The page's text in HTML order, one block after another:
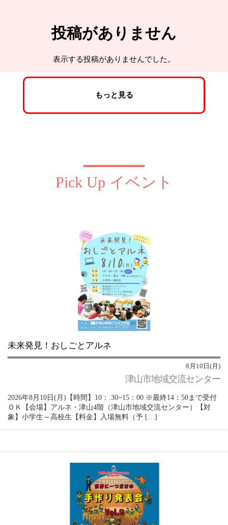
投稿がありません
表示する投稿がありませんでした。
もっと見る
Pick Up イベント
未来発見！おしごとアルネ
8月10日(月)
津山市地域交流センター
2026年8月10日(月)【時間】10：.30~15：00 ※最終14：50まで受付
ＯＫ【会場】アルネ・津山4階（津山市地域交流センター）【対
象】小学生～高校生【料金】入場無料（予 […]